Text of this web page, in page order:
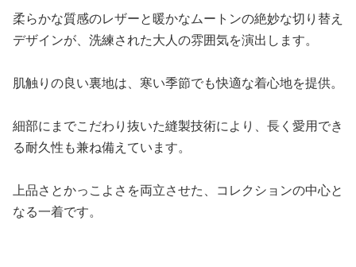
柔らかな質感のレザーと暖かなムートンの絶妙な切り替え
デザインが、洗練された大人の雰囲気を演出します。
肌触りの良い裏地は、寒い季節でも快適な着心地を提供。
細部にまでこだわり抜いた縫製技術により、長く愛用でき
る耐久性も兼ね備えています。
上品さとかっこよさを両立させた、コレクションの中心と
なる一着です。